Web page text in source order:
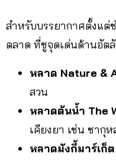
สำหรับบรรยากาศตั้งแต่
ตลาด ที่ชูจุดเด่นด้านอัต
หลาด Nature &
สวน
หลาดต้นน้ำ The
เคียงยา เช่น ชากุ
หลาดมังกี้มาร์เก็